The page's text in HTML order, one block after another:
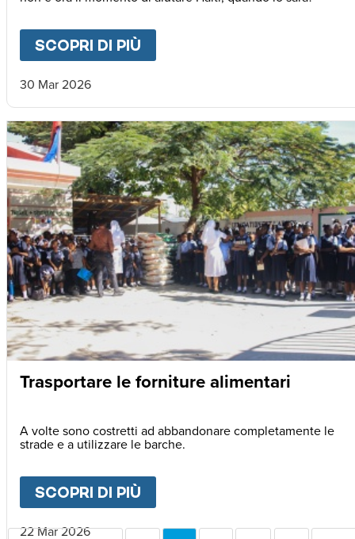
SCOPRI DI PIÙ
30 Mar 2026
Trasportare le forniture alimentari
A volte sono costretti ad abbandonare completamente le
strade e a utilizzare le barche.
SCOPRI DI PIÙ
22 Mar 2026